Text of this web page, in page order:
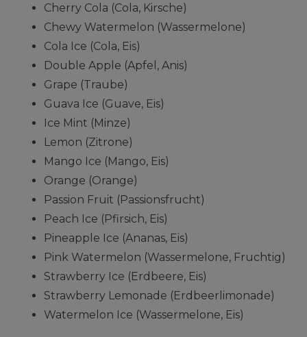
Cherry Cola (Cola, Kirsche)
Chewy Watermelon (Wassermelone)
Cola Ice (Cola, Eis)
Double Apple (Apfel, Anis)
Grape (Traube)
Guava Ice (Guave, Eis)
Ice Mint (Minze)
Lemon (Zitrone)
Mango Ice (Mango, Eis)
Orange (Orange)
Passion Fruit (Passionsfrucht)
Peach Ice (Pfirsich, Eis)
Pineapple Ice (Ananas, Eis)
Pink Watermelon (Wassermelone, Fruchtig)
Strawberry Ice (Erdbeere, Eis)
Strawberry Lemonade (Erdbeerlimonade)
Watermelon Ice (Wassermelone, Eis)